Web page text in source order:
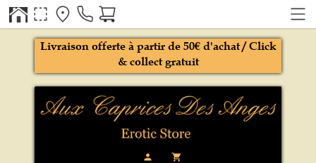
person local_grocery_store
Livraison offerte à partir de 50€ d'achat / Click
& collect gratuit